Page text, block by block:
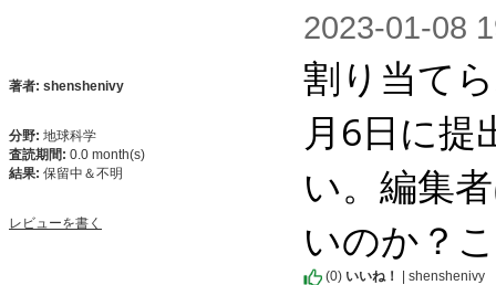
著者: shenshenivy
分野: 地球科学
査読期間: 0.0 month(s)
結果: 保留中＆不明
レビューを書く
2023-01-08
割り当て
月6日に提
い。編集
いのか？
(0) いいね！ | shenshenivy